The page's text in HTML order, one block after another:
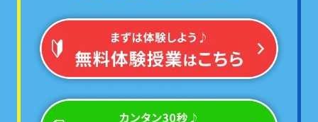
「正社員が担当」します